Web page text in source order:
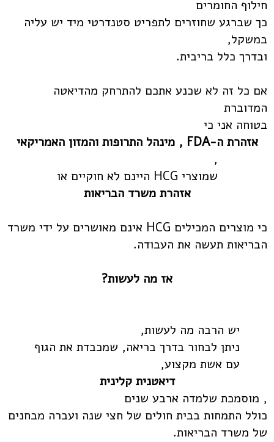
חילוף החומרים
כך שברגע שחוזרים לתפריט סטנדרטי מיד יש עליה
במשקל,
ובדרך כלל בריבית.
אם כל זה לא שכנע אתכם להתרחק מהדיאטה
המדוברת
בטוחה אני כי
אזהרת ה-FDA , מינהל התרופות והמזון האמריקאי
,
שמוצרי HCG היינם לא חוקיים או
אזהרת משרד הבריאות
כי מוצרים המכילים HCG אינם מאושרים על ידי משרד
הבריאות תעשה את העבודה.
אז מה לעשות?
יש הרבה מה לעשות,
ניתן לבחור בדרך בריאה, שמכבדת את הגוף
עם אשת מקצוע,
דיאטנית קלינית
, מוסמכת שלמדה ארבע שנים
כולל התמחות בבית חולים של חצי שנה ועברה מבחנים
של משרד הבריאות.